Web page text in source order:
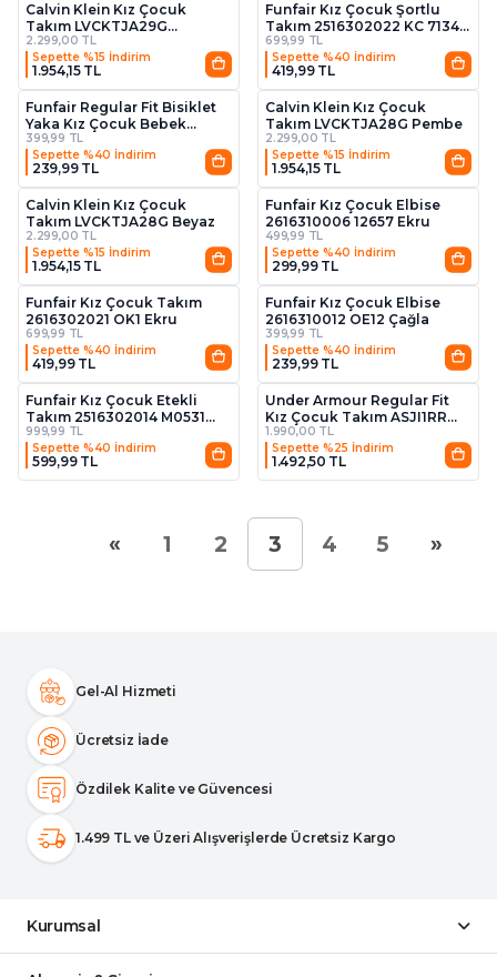
Calvin Klein Kız Çocuk
Takım LVCKTJA29G
Beyaz/siyah
2.299,00 TL
Sepette %15 İndirim
1.954,15 TL
Funfair Kız Çocuk Şortlu
Takım 2516302022 KC 7134
TK Yeşil
699,99 TL
Sepette %40 İndirim
419,99 TL
4
Funfair Regular Fit Bisiklet
Yaka Kız Çocuk Bebek
Elbise 2516310001 A Sarı
399,99 TL
Sepette %40 İndirim
239,99 TL
2
Calvin Klein Kız Çocuk
Takım LVCKTJA28G Pembe
2.299,00 TL
Sepette %15 İndirim
1.954,15 TL
2
Calvin Klein Kız Çocuk
Takım LVCKTJA28G Beyaz
2.299,00 TL
Sepette %15 İndirim
1.954,15 TL
4
Funfair Kız Çocuk Elbise
2616310006 12657 Ekru
499,99 TL
Sepette %40 İndirim
299,99 TL
2
Funfair Kız Çocuk Takım
2616302021 OK1 Ekru
699,99 TL
Sepette %40 İndirim
419,99 TL
3
Funfair Kız Çocuk Elbise
2616310012 OE12 Çağla
399,99 TL
Sepette %40 İndirim
239,99 TL
2
Funfair Kız Çocuk Etekli
Takım 2516302014 M0531
Kırmızı
999,99 TL
Sepette %40 İndirim
599,99 TL
Under Armour Regular Fit
Kız Çocuk Takım ASJI1RR
Pembe
1.990,00 TL
Sepette %25 İndirim
1.492,50 TL
« 1 2 3 4 5 »
Gel-Al Hizmeti
Ücretsiz İade
Özdilek Kalite ve Güvencesi
1.499 TL ve Üzeri Alışverişlerde Ücretsiz Kargo
Kurumsal